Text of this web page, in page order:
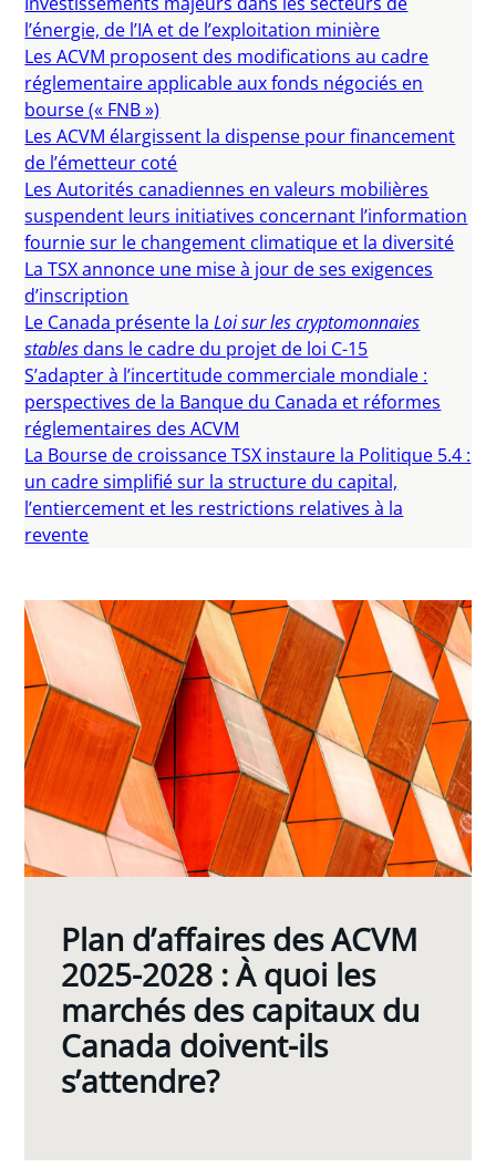
l’énergie, de l’IA et de l’exploitation minière
Les ACVM proposent des modifications au cadre
réglementaire applicable aux fonds négociés en
bourse (« FNB »)
Les ACVM élargissent la dispense pour financement
de l’émetteur coté
Les Autorités canadiennes en valeurs mobilières
suspendent leurs initiatives concernant l’information
fournie sur le changement climatique et la diversité
La TSX annonce une mise à jour de ses exigences
d’inscription
Le Canada présente laLoi sur les cryptomonnaies
stablesdans le cadre du projet de loi C-15
S’adapter à l’incertitude commerciale mondiale :
perspectives de la Banque du Canada et réformes
réglementaires des ACVM
La Bourse de croissance TSX instaure la Politique 5.4 :
un cadre simplifié sur la structure du capital,
l’entiercement et les restrictions relatives à la
revente
Plan d’affaires des ACVM
2025-2028 : À quoi les
marchés des capitaux du
Canada doivent-ils
s’attendre?